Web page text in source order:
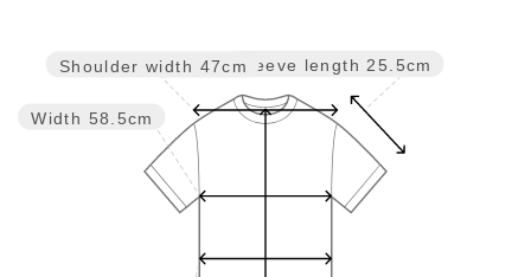
Sleeve length 25.5cm
Width 58.5cm
Shoulder width 47cm